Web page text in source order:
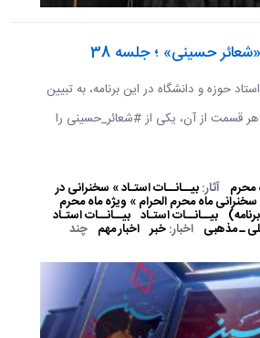
حسینی» ؛ جلسه 38
حوزه و دانشگاه در این برنامه، به تبیین
قسمت از آن، یکی از #شعائر_حسینی را
محرم آثار:بیــانــات استـاد » سخنرانی در
ماه محرم الحرام » ویژه ماه محرم
بیــانــات استـاد بیــانــات استـاد
ـ مذهبی اخبار:خبر اخبار مهم چند